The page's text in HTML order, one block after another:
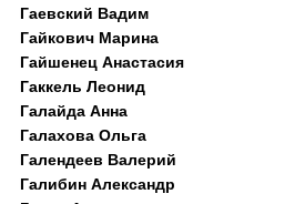
Гаевский Вадим
Гайкович Марина
Гайшенец Анастасия
Гаккель Леонид
Галайда Анна
Галахова Ольга
Галендеев Валерий
Галибин Александр